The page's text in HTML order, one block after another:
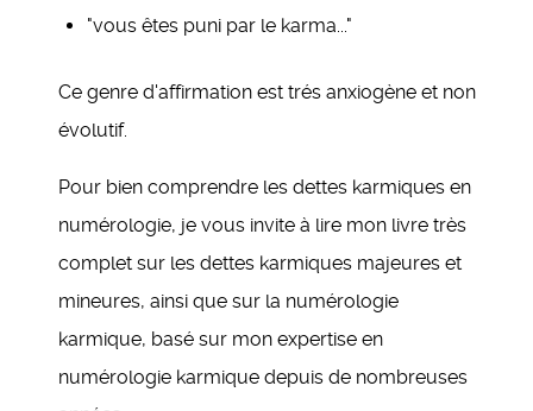
"vous êtes puni par le karma..."
Ce genre d'affirmation est trés anxiogène et non
évolutif.
Pour bien comprendre les dettes karmiques en
numérologie, je vous invite à lire mon livre très
complet sur les dettes karmiques majeures et
mineures, ainsi que sur la numérologie
karmique, basé sur mon expertise en
numérologie karmique depuis de nombreuses